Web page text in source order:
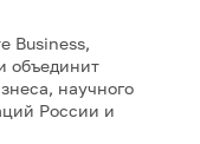
Business,
объединит
научного
России и